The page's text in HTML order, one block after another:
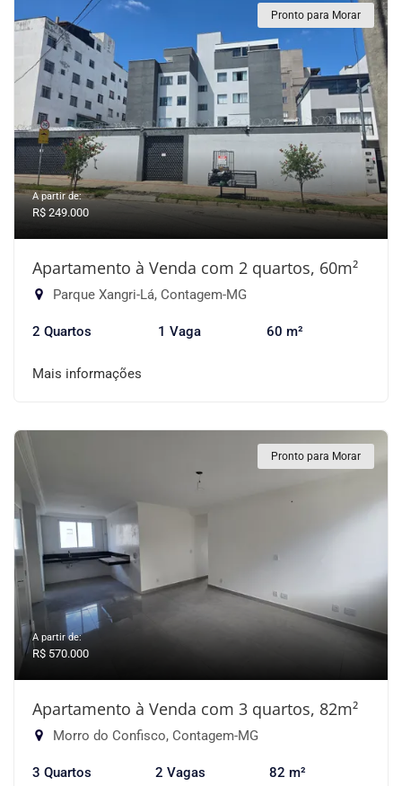
Pronto para Morar
A partir de:
R$ 249.000
Apartamento à Venda com 2 quartos, 60m²
Parque Xangri-Lá, Contagem-MG
2 Quartos 1 Vaga 60 m²
Mais informações
Pronto para Morar
A partir de:
R$ 570.000
Apartamento à Venda com 3 quartos, 82m²
Morro do Confisco, Contagem-MG
3 Quartos 2 Vagas 82 m²